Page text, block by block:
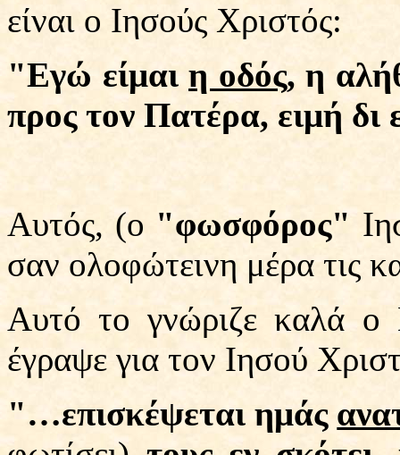
είναι ο Ιησούς Χριστός:
"Εγώ είμαιη οδός, η
προς τον Πατέρα, ειμή δι
Αυτός, (ο "φωσφόρος"
σαν ολοφώτεινη μέρα τις
Αυτό το γνώριζε καλά ο
έγραψε για τον Ιησού
"…επισκέψεται ημάς